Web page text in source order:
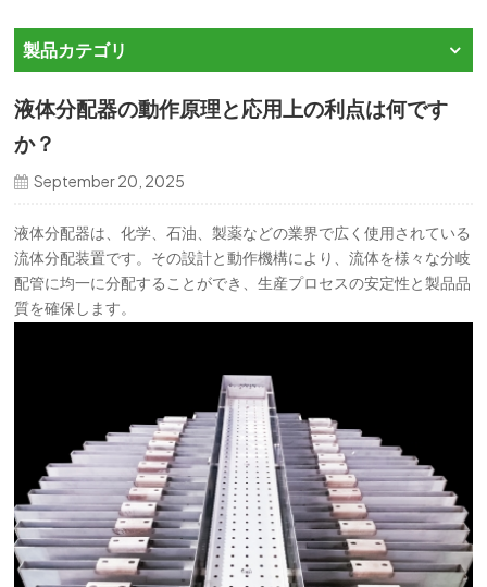
의
製品カテゴリ
液体分配器の動作原理と応用上の利点は何です
か？
September 20, 2025
液体分配器は、化学、石油、製薬などの業界で広く使用されている
流体分配装置です。その設計と動作機構により、流体を様々な分岐
配管に均一に分配することができ、生産プロセスの安定性と製品品
質を確保します。